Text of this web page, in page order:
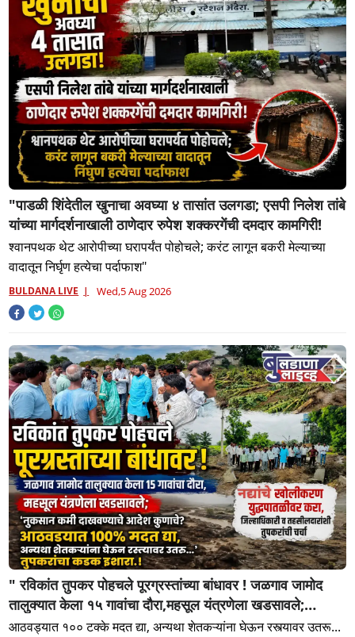
"पाडळी शिंदेतील खुनाचा अवघ्या ४ तासांत उलगडा; एसपी निलेश तांबे
यांच्या मार्गदर्शनाखाली ठाणेदार रुपेश शक्करगेंची दमदार कामगिरी!
श्वानपथक थेट आरोपीच्या घरापर्यंत पोहोचले; करंट लागून बकरी मेल्याच्या
वादातून निर्घृण हत्येचा पर्दाफाश"
BULDANA LIVE Wed,5 Aug 2026
" रविकांत तुपकर पोहचले पूरग्रस्तांच्या बांधावर ! जळगाव जामोद
तालुक्यात केला १५ गावांचा दौरा,महसूल यंत्रणेला खडसावले;
'नुकसान कमी दाखवण्याचे आदेश कुणाचे?
आठवड्यात १०० टक्के मदत द्या, अन्यथा शेतकऱ्यांना घेऊन रस्त्यावर उतरू...